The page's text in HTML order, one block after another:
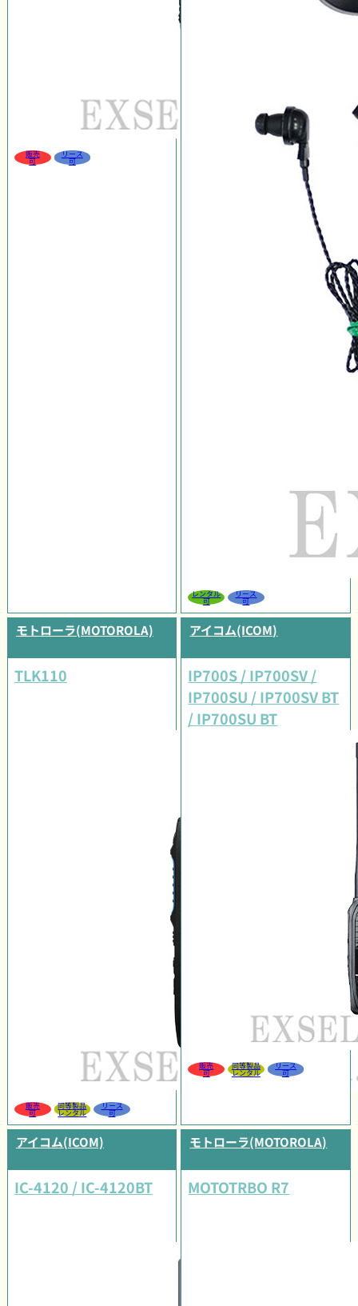
販売
可
リース
可
レンタル
可
リース
可
モトローラ(MOTOROLA)
TLK110
販売
可
同等製品
レンタル
リース
可
アイコム(ICOM)
IP700S / IP700SV /
IP700SU / IP700SV BT
/ IP700SU BT
販売
可
同等製品
レンタル
リース
可
アイコム(ICOM)
IC-4120 / IC-4120BT
モトローラ(MOTOROLA)
MOTOTRBO R7